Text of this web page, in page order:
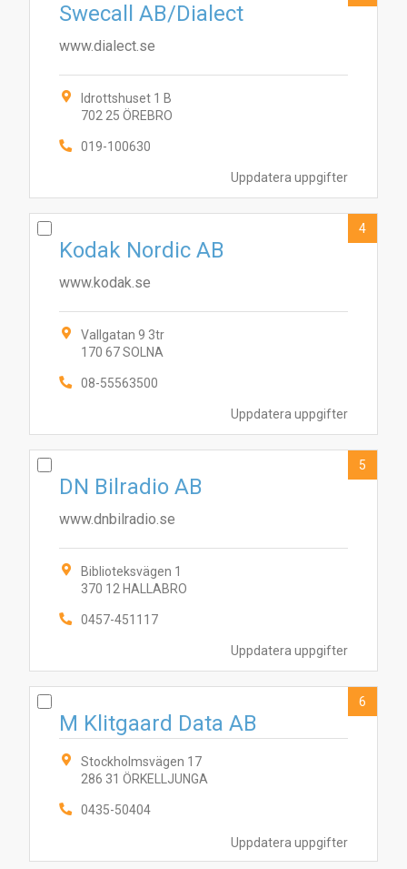
Uppdatera uppgifter
Swecall AB/Dialect
www.dialect.se
Idrottshuset 1 B
702 25 ÖREBRO
019-100630
Uppdatera uppgifter
Kodak Nordic AB
www.kodak.se
Vallgatan 9 3tr
170 67 SOLNA
08-55563500
4
Uppdatera uppgifter
DN Bilradio AB
www.dnbilradio.se
Biblioteksvägen 1
370 12 HALLABRO
0457-451117
5
Uppdatera uppgifter
M Klitgaard Data AB
Stockholmsvägen 17
286 31 ÖRKELLJUNGA
0435-50404
6